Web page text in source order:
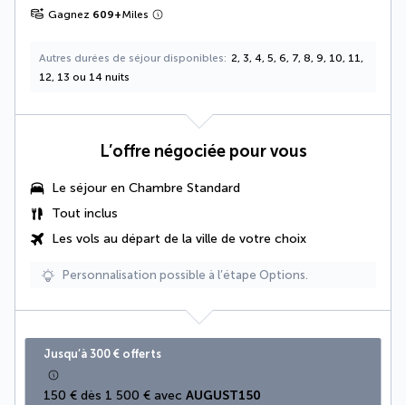
Gagnez 609+Miles
Autres durées de séjour disponibles
2, 3, 4, 5, 6, 7, 8, 9, 10, 11,
12, 13 ou 14 nuits
L’offre négociée pour vous
Le séjour en Chambre Standard
Tout inclus
Les vols au départ de la ville de votre choix
Personnalisation possible à l’étape Options.
Jusqu’à 300 € offerts
150 € dès 1 500 € avec AUGUST150